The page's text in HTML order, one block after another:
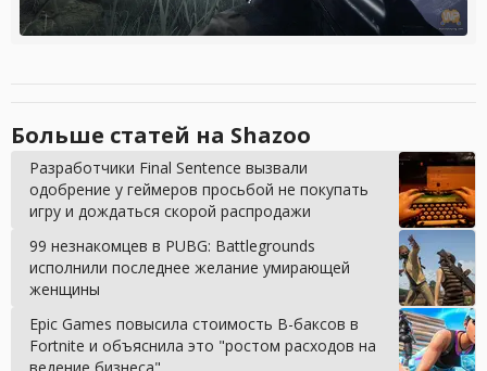
Больше статей на Shazoo
Разработчики Final Sentence вызвали
одобрение у геймеров просьбой не покупать
игру и дождаться скорой распродажи
99 незнакомцев в PUBG: Battlegrounds
исполнили последнее желание умирающей
женщины
Epic Games повысила стоимость В-баксов в
Fortnite и объяснила это "ростом расходов на